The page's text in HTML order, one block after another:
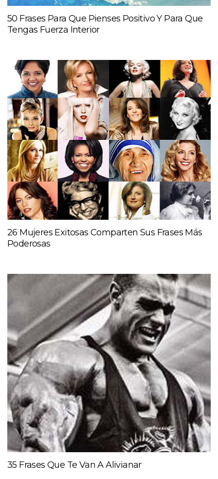
50 Frases Para Que Pienses Positivo Y Para Que
Tengas Fuerza Interior
26 Mujeres Exitosas Comparten Sus Frases Más
Poderosas
35 Frases Que Te Van A Alivianar